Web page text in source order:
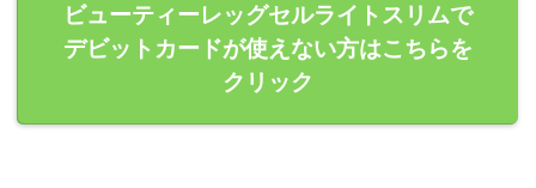
ビューティーレッグセルライトスリムで
デビットカードが使えない方はこちらを
クリック